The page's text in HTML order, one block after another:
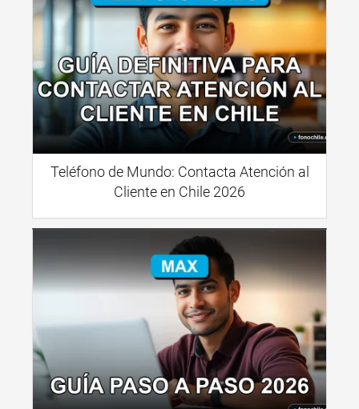
Teléfono de Mundo: Contacta Atención al
Cliente en Chile 2026